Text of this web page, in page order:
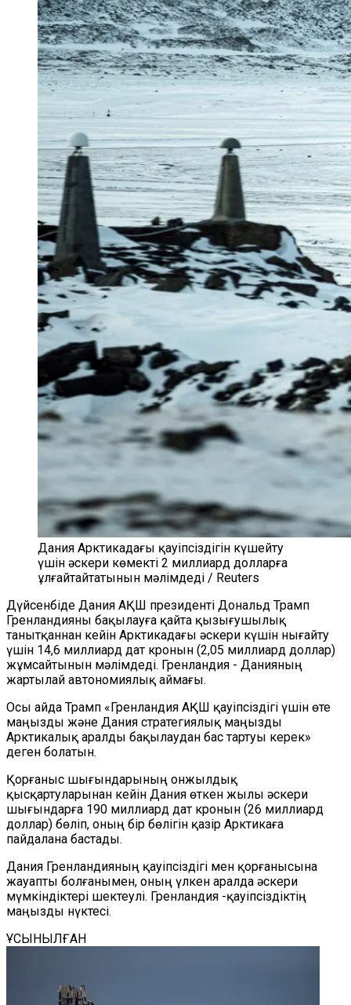
Дания Арктикадағы қауіпсіздігін күшейту
үшін әскери көмекті 2 миллиард долларға
ұлғайтайтатынын мәлімдеді / Reuters
Дүйсенбіде Дания АҚШ президенті Дональд Трамп
Гренландияны бақылауға қайта қызығушылық
танытқаннан кейін Арктикадағы әскери күшін нығайту
үшін 14,6 миллиард дат кронын (2,05 миллиард доллар)
жұмсайтынын мәлімдеді. Гренландия - Данияның
жартылай автономиялық аймағы.
Осы айда Трамп «Гренландия АҚШ қауіпсіздігі үшін өте
маңызды және Дания стратегиялық маңызды
Арктикалық аралды бақылаудан бас тартуы керек»
деген болатын.
Қорғаныс шығындарының онжылдық
қысқартуларынан кейін Дания өткен жылы әскери
шығындарға 190 миллиард дат кронын (26 миллиард
доллар) бөліп, оның бір бөлігін қазір Арктикаға
пайдалана бастады.
Дания Гренландияның қауіпсіздігі мен қорғанысына
жауапты болғанымен, оның үлкен аралда әскери
мүмкіндіктері шектеулі. Гренландия -қауіпсіздіктің
маңызды нүктесі.
ҰСЫНЫЛҒАН